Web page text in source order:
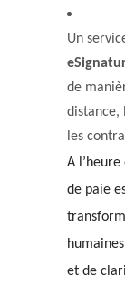
Un
de
distance,
les
A
de paie
et de